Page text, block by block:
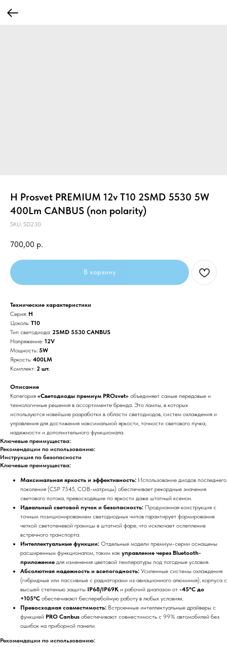
H Prosvet PREMIUM 12v T10 2SMD 5530 5W
400Lm CANBUS (non polarity)
SKU: SD230
700,00 р.
В корзину
Технические характеристики
Серия: H
Цоколь: T10
Тип светодиода: 2SMD 5530 CANBUS
Напряжение: 12V
Мощность: 5W
Яркость: 400LM
Комплект: 2 шт.
Описание
Категория «Светодиоды премиум PROsvet» объединяет самые передовые и
технологичные решения в ассортименте бренда. Это лампы, в которых
используются новейшие разработки в области светодиодов, систем охлаждения и
управления для достижения максимальной яркости, точности светового пучка,
надежности и дополнительного функционала.
Ключевые преимущества:
Рекомендации по использованию:
Инструкция по безопасности
Ключевые преимущества:
Максимальная яркость и эффективность: Использование диодов последнего
поколения (CSP 7545, COB-матрицы) обеспечивает рекордные значения
светового потока, превосходящие по яркости даже штатный ксенон.
Идеальный световой пучок и безопасность: Продуманная конструкция с
точным позиционированием светодиодных чипов гарантирует формирование
четкой светотеневой границы в штатной фаре, что исключает ослепление
встречного транспорта.
Интеллектуальные функции: Отдельные модели премиум-серии оснащены
расширенным функционалом, таким как управление через Bluetooth-
приложение для изменения цветовой температуры под погодные условия.
Абсолютная надежность и всепогодность: Усиленные системы охлаждения
(гибридные или пассивные с радиаторами из авиационного алюминия), корпуса с
высшей степенью защиты IP68/IP69K и рабочий диапазон от -45°C до
+105°C обеспечивают бесперебойную работу в любых условиях.
Превосходная совместимость: Встроенные интеллектуальные драйверы с
функцией PRO Canbus обеспечивают совместимость с 99% автомобилей без
ошибок на приборной панели.
Рекомендации по использованию: